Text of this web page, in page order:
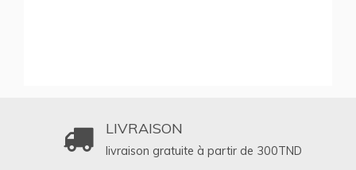
LIVRAISON
livraison gratuite à partir de 300TND